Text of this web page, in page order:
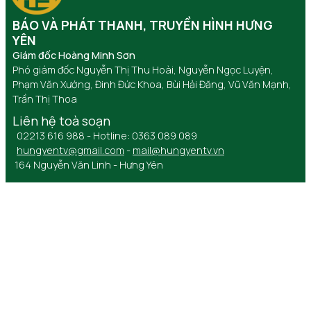
BÁO VÀ PHÁT THANH, TRUYỀN HÌNH HƯNG
YÊN
Giám đốc Hoàng Minh Sơn
Phó giám đốc Nguyễn Thị Thu Hoài, Nguyễn Ngọc Luyện,
Phạm Văn Xướng, Đinh Đức Khoa, Bùi Hải Đăng, Vũ Văn Mạnh,
Trần Thị Thoa
Liên hệ toà soạn
02213 616 988 - Hotline: 0363 089 089
hungyentv@gmail.com - mail@hungyentv.vn
164 Nguyễn Văn Linh - Hưng Yên